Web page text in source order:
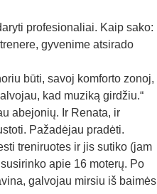
profesionaliai. Kaip sako:
gyvenime atsirado
būti, savoj komforto zonoj,
kad muziką girdžiu.“
abejonių. Ir Renata, ir
Pažadėjau pradėti.
treniruotes ir jis sutiko (jam
apie 16 moterų. Po
galvojau mirsiu iš baimės